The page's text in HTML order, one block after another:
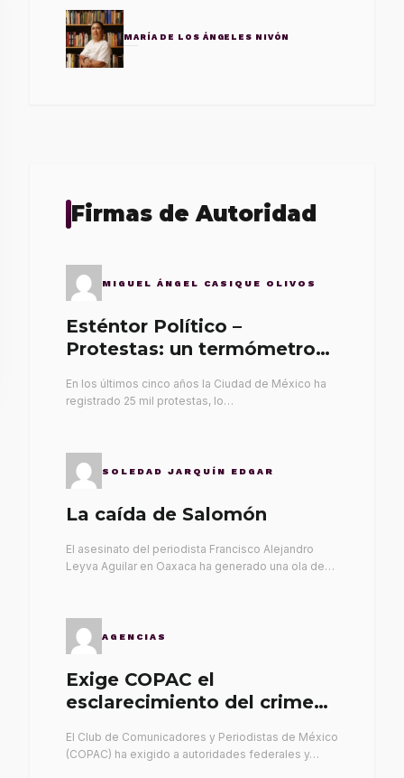
MARÍA DE LOS ÁNGELES NIVÓN
Firmas de Autoridad
MIGUEL ÁNGEL CASIQUE OLIVOS
Esténtor Político –
Protestas: un termómetro
En los últimos cinco años la Ciudad de México ha
registrado 25 mil protestas, lo…
SOLEDAD JARQUÍN EDGAR
La caída de Salomón
El asesinato del periodista Francisco Alejandro
Leyva Aguilar en Oaxaca ha generado una ola de…
AGENCIAS
Exige COPAC el
esclarecimiento del crimen
El Club de Comunicadores y Periodistas de México
(COPAC) ha exigido a autoridades federales y…